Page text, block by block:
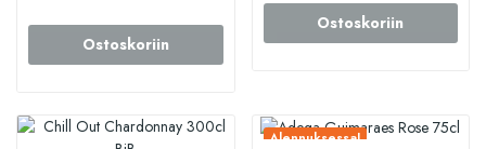
Ostoskoriin
Ostoskoriin
Alennuksessa!